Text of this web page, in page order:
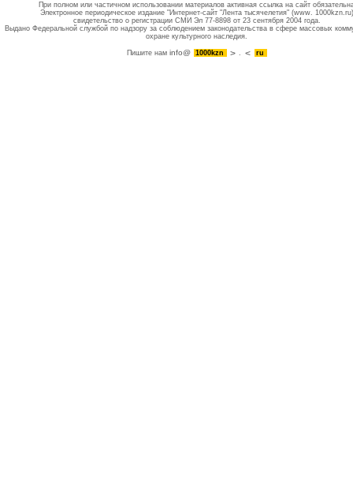
При полном или частичном использовании материалов активная ссылка на сайт
Электронное периодическое издание "Интернет-сайт "Лента тысячелетия" (www. 1000kzn.ru)
свидетельство о регистрации СМИ Эл 77-8898 от 23 сентября 2004 года.
Выдано Федеральной службой по надзору за соблюдением законодательства в сфере массовых
охране культурного наследия.
Пишите намinfo@ 1000kzn . ru